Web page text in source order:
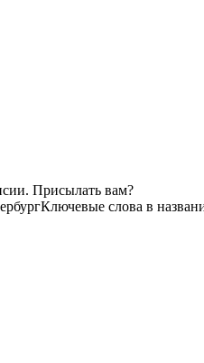
Присылать вам?
Ключевые слова в